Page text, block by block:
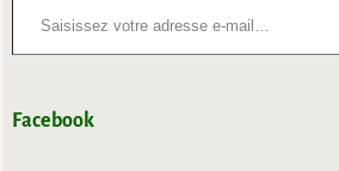
Facebook